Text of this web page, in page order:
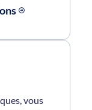
vous